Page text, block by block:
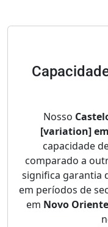
Nosso
[variation]
capacidade
comparado a
significa garantia
em períodos de
em Novo Oriente